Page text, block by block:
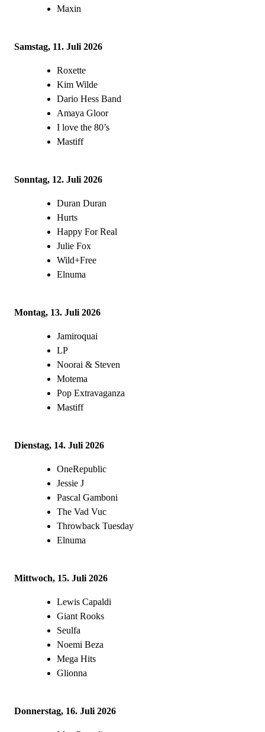
Maxin
Samstag, 11. Juli 2026
Roxette
Kim Wilde
Dario Hess Band
Amaya Gloor
I love the 80’s
Mastiff
Sonntag, 12. Juli 2026
Duran Duran
Hurts
Happy For Real
Julie Fox
Wild+Free
Elnuma
Montag, 13. Juli 2026
Jamiroquai
LP
Noorai & Steven
Motema
Pop Extravaganza
Mastiff
Dienstag, 14. Juli 2026
OneRepublic
Jessie J
Pascal Gamboni
The Vad Vuc
Throwback Tuesday
Elnuma
Mittwoch, 15. Juli 2026
Lewis Capaldi
Giant Rooks
Seulfa
Noemi Beza
Mega Hits
Glionna
Donnerstag, 16. Juli 2026